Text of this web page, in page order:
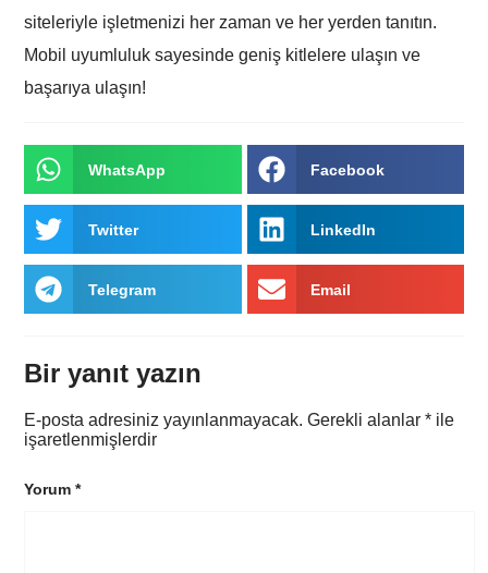
siteleriyle işletmenizi her zaman ve her yerden tanıtın.
Mobil uyumluluk sayesinde geniş kitlelere ulaşın ve
başarıya ulaşın!
WhatsApp Facebook
Twitter LinkedIn
Telegram Email
Bir yanıt yazın
E-posta adresiniz yayınlanmayacak. Gerekli alanlar* ile
işaretlenmişlerdir
Yorum*